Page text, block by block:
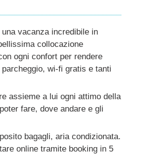
vacanza incredibile in
collocazione
ogni confort per rendere
wi-fi gratis e tanti
assieme a lui ogni attimo della
fare, dove andare e gli
bagagli, aria condizionata.
online tramite booking in 5